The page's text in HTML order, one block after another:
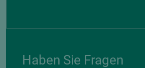
Haben Sie Fragen